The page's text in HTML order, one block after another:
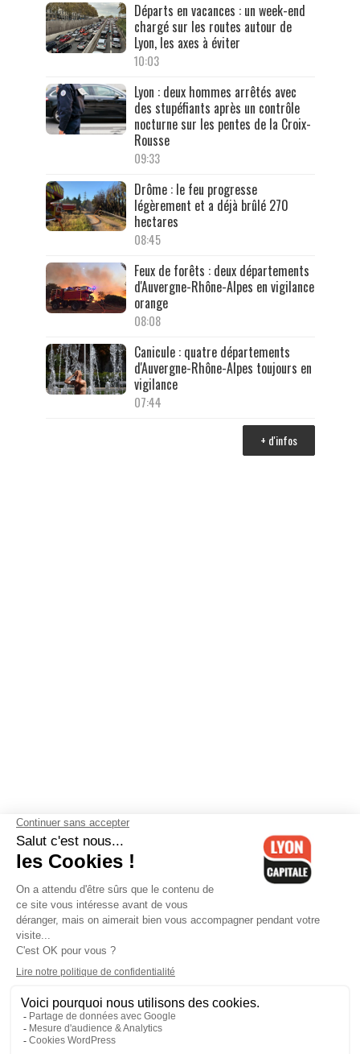
Départs en vacances : un week-end
chargé sur les routes autour de
Lyon, les axes à éviter
10:03
Lyon : deux hommes arrêtés avec
des stupéfiants après un contrôle
nocturne sur les pentes de la Croix-
Rousse
09:33
Drôme : le feu progresse
légèrement et a déjà brûlé 270
hectares
08:45
Feux de forêts : deux départements
d'Auvergne-Rhône-Alpes en vigilance
orange
08:08
Canicule : quatre départements
d'Auvergne-Rhône-Alpes toujours en
vigilance
07:44
+ d'infos
Contactez-nous-Mentions légales-CGV-Politique de
confidentialité-Gestion des cookies